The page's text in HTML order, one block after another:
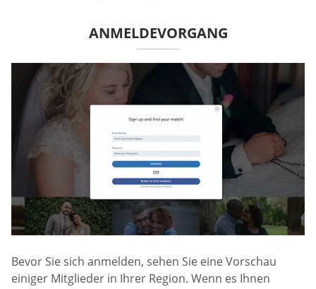
ANMELDEVORGANG
Bevor Sie sich anmelden, sehen Sie eine Vorschau
einiger Mitglieder in Ihrer Region. Wenn es Ihnen